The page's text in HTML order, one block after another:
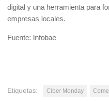
digital y una herramienta para
empresas locales.
Fuente: Infobae
Etiquetas: Ciber Monday